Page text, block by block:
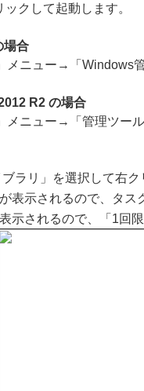
クして起動します。
場合
メニュー→「Windows
R2 の場合
メニュー→「管理ツー
ブラリ」を選択して右
表示されるので、タ
示されるので、「1回